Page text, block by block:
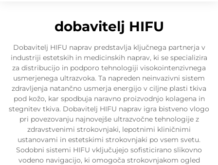
dobavitelj HIFU
Dobavitelj HIFU naprav predstavlja ključnega partnerja v
industriji estetskih in medicinskih naprav, ki se specializira
za distribucijo in podporo tehnologiji visokointenzivnega
usmerjenega ultrazvoka. Ta napreden neinvazivni sistem
zdravljenja natančno usmerja energijo v ciljne plasti tkiva
pod kožo, kar spodbuja naravno proizvodnjo kolagena in
stegnitev tkiva. Dobavitelj HIFU naprav igra bistveno vlogo
pri povezovanju najnovejše ultrazvočne tehnologije z
zdravstvenimi strokovnjaki, lepotnimi kliničnimi
ustanovami in estetskimi strokovnjaki po vsem svetu.
Sodobni sistemi HIFU vključujejo sofisticirano slikovno
vodeno navigacijo, ki omogoča strokovnjakom ogled